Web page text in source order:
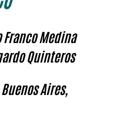
Franco Medina
Quinteros
Aires,